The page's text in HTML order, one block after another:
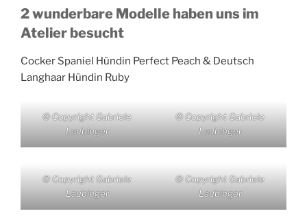
2 wunderbare Modelle haben uns im
Atelier besucht
Cocker Spaniel Hündin Perfect Peach & Deutsch
Langhaar Hündin Ruby
© Copyright Gabriele
Laubinger
© Copyright Gabriele
Laubinger
© Copyright Gabriele
Laubinger
© Copyright Gabriele
Laubinger